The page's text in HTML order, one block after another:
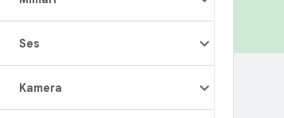
Ses
Kamera